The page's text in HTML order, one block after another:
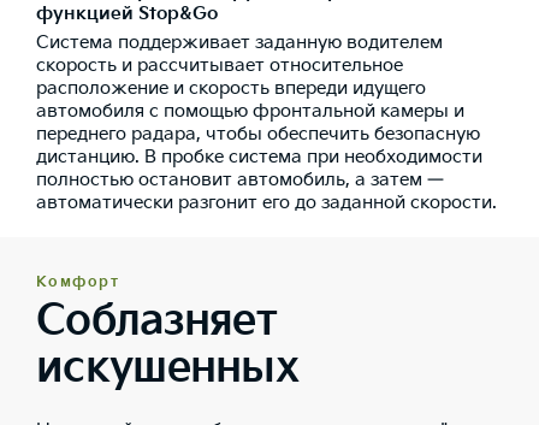
функцией Stop&Go
Система поддерживает заданную водителем
скорость и рассчитывает относительное
расположение и скорость впереди идущего
автомобиля с помощью фронтальной камеры и
переднего радара, чтобы обеспечить безопасную
дистанцию. В пробке система при необходимости
полностью остановит автомобиль, а затем —
автоматически разгонит его до заданной скорости.
Комфорт
Соблазняет
искушенных